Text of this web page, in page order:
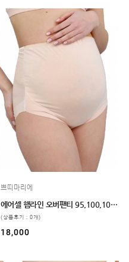
쁘띠마리에
에어셀 햄라인 오버팬티 95,100,105 2color
(상품후기 : 0개)
18,000